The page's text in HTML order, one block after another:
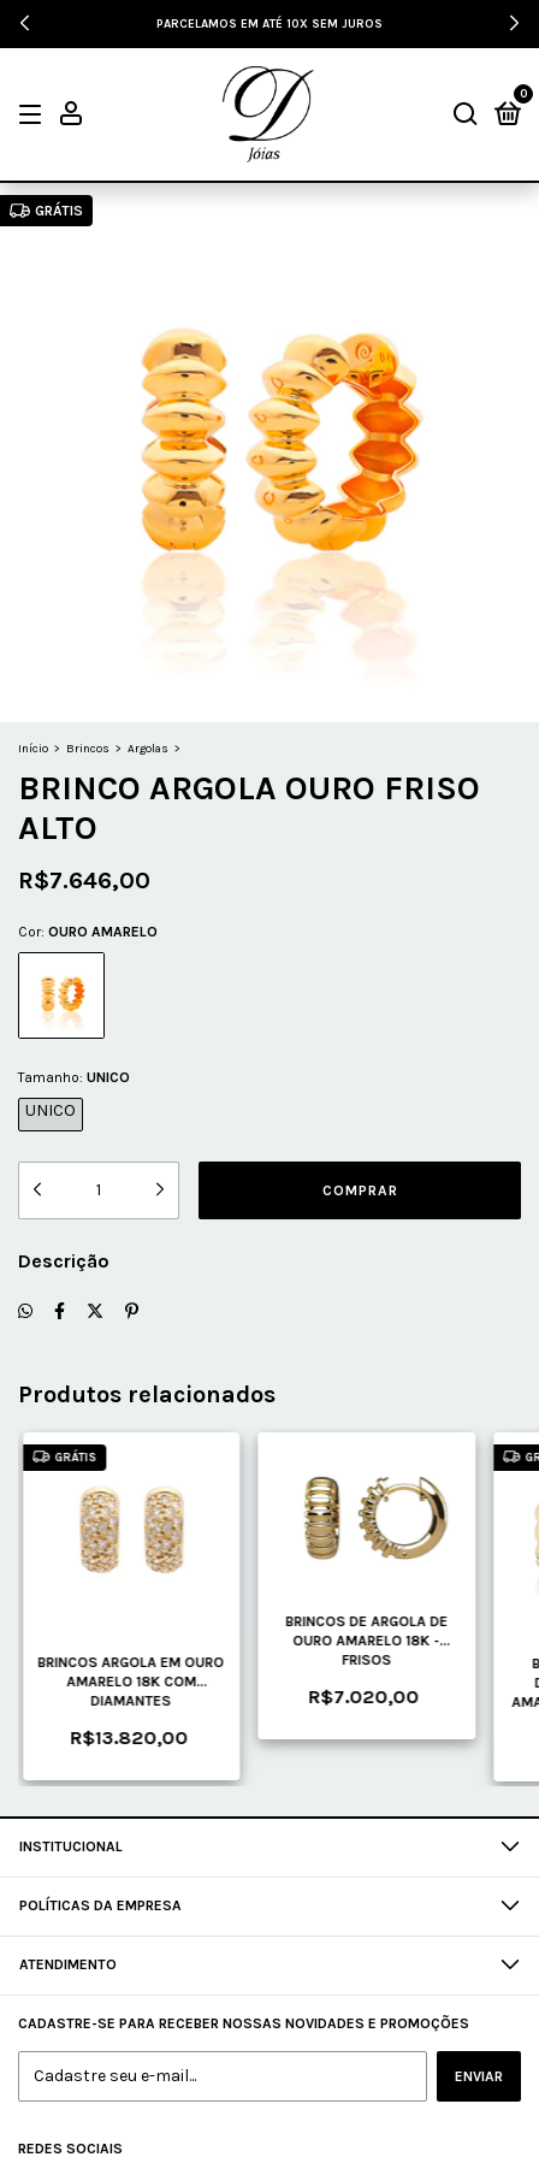
PARCELAMOS EM ATÉ 10X SEM JUROS
0
GRÁTIS
Início > Brincos > Argolas >
BRINCO ARGOLA OURO FRISO
ALTO
R$7.646,00
Cor: OURO AMARELO
Tamanho: UNICO
UNICO
Descrição
Produtos relacionados
GRÁTIS
BRINCOS ARGOLA EM OURO
AMARELO 18K COM
DIAMANTES
R$13.820,00
BRINCOS DE ARGOLA DE
OURO AMARELO 18K -
FRISOS
R$7.020,00
INSTITUCIONAL
POLÍTICAS DA EMPRESA
ATENDIMENTO
CADASTRE-SE PARA RECEBER NOSSAS NOVIDADES E PROMOÇÕES
REDES SOCIAIS